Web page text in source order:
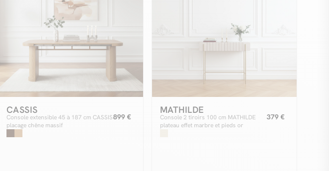
CASSIS
Console extensible 45 à 187 cm CASSIS
placage chêne massif
899 €
MATHILDE
Console 2 tiroirs 100 cm MATHILDE
plateau effet marbre et pieds or
379 €